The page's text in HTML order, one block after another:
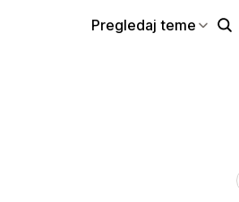
Pregledaj teme